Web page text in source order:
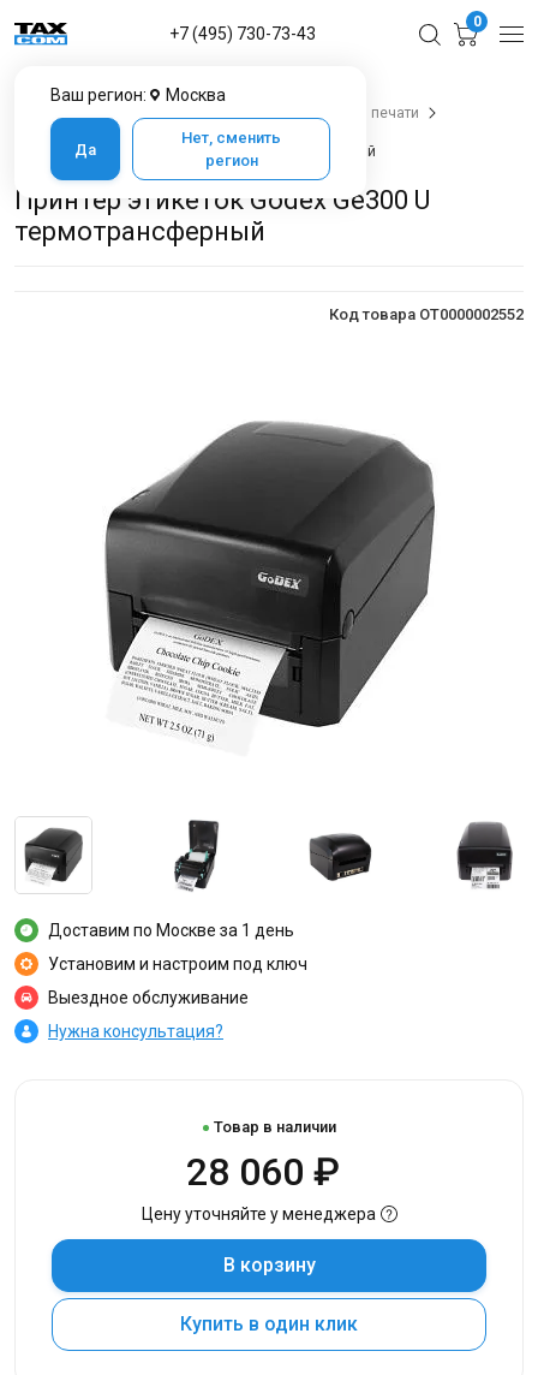
Ваш регион: Москва
Да
Нет, сменить
регион
+7 (495) 730-73-43
0
Оборудование для печати
Принтеры этикеток для маркировки
Принтер этикеток Godex Ge300 U термотрансферный
Принтер этикеток Godex Ge300 U
термотрансферный
Код товара OT0000002552
Доставим по Москве за 1 день
Установим и настроим под ключ
Выездное обслуживание
Нужна консультация?
Товар в наличии
28 060 ₽
Цену уточняйте у менеджера
В корзину
Купить в один клик